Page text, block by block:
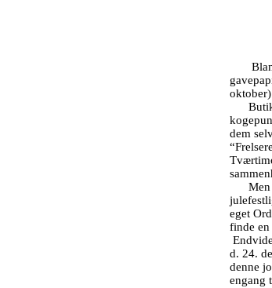
oktober)
dem
eget
finde en
d. 24.
denne
engang